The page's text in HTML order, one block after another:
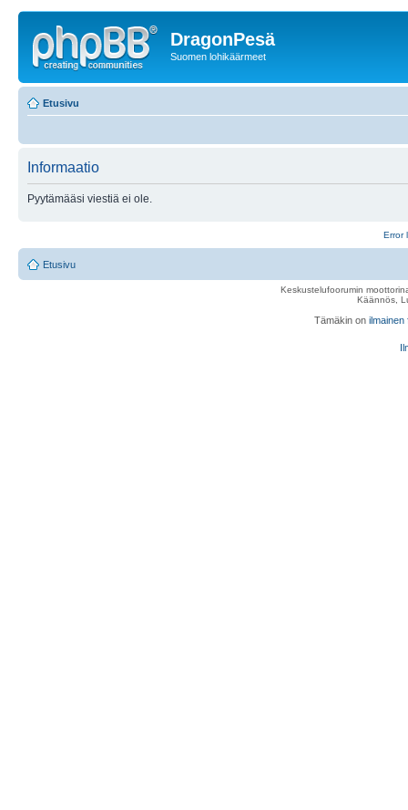
DragonPesä
Suomen lohikäärmeet
Etusivu
Informaatio
Pyytämääsi viestiä ei ole.
Error
Etusivu
Keskustelufoorumin
Käännös,
Tämäkin on ilmainen